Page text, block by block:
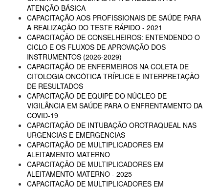
ATENÇÃO BÁSICA
CAPACITAÇÃO AOS PROFISSIONAIS DE SAÚDE PARA
A REALIZAÇÃO DO TESTE RÁPIDO - 2021
CAPACITAÇÃO DE CONSELHEIROS: ENTENDENDO O
CICLO E OS FLUXOS DE APROVAÇÃO DOS
INSTRUMENTOS (2026-2029)
CAPACITAÇÃO DE ENFERMEIROS NA COLETA DE
CITOLOGIA ONCÓTICA TRÍPLICE E INTERPRETAÇÃO
DE RESULTADOS
CAPACITAÇÃO DE EQUIPE DO NÚCLEO DE
VIGILÂNCIA EM SAÚDE PARA O ENFRENTAMENTO DA
COVID-19
CAPACITAÇÃO DE INTUBAÇÃO OROTRAQUEAL NAS
URGENCIAS E EMERGENCIAS
CAPACITAÇÃO DE MULTIPLICADORES EM
ALEITAMENTO MATERNO
CAPACITAÇÃO DE MULTIPLICADORES EM
ALEITAMENTO MATERNO - 2025
CAPACITAÇÃO DE MULTIPLICADORES EM